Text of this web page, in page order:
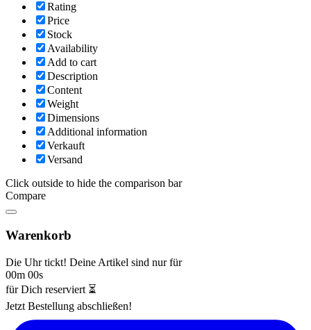
Rating
Price
Stock
Availability
Add to cart
Description
Content
Weight
Dimensions
Additional information
Verkauft
Versand
Click outside to hide the comparison bar
Compare
Warenkorb
Die Uhr tickt! Deine Artikel sind nur für
00m 00s
für Dich reserviert ⏳
Jetzt Bestellung abschließen!